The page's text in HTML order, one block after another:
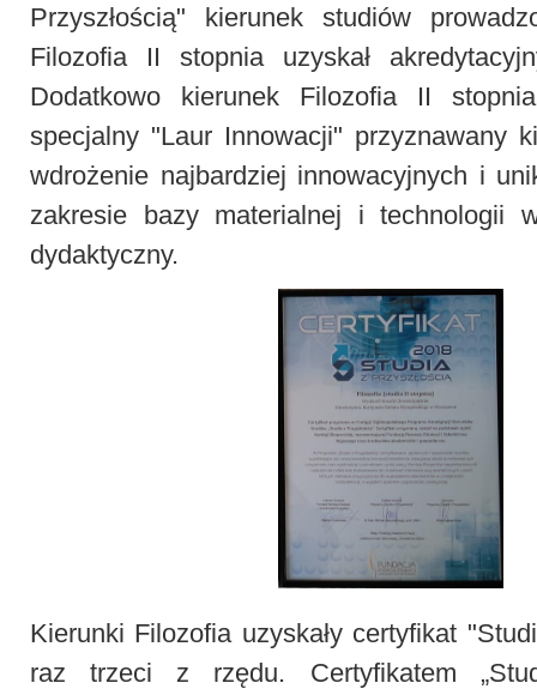
Przyszłością" kierunek studiów
Filozofia II stopnia uzyskał
Dodatkowo kierunek Filozofia II
specjalny "Laur Innowacji" przyznawany
wdrożenie najbardziej innowacyjnych i
zakresie bazy materialnej i technologii
dydaktyczny.
Kierunki Filozofia uzyskały certyfikat
raz trzeci z rzędu. Certyfikatem